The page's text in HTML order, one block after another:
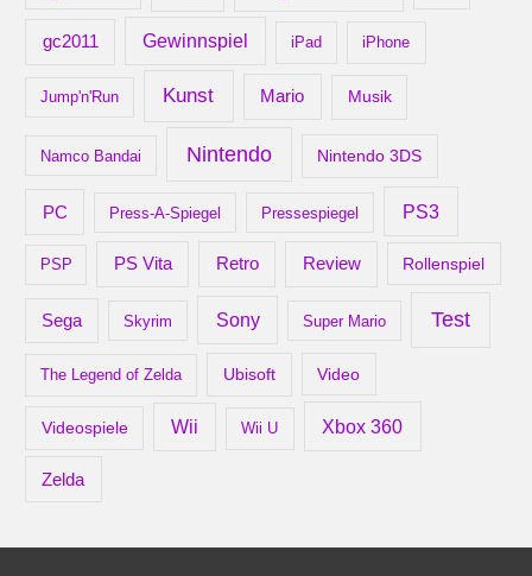
gc2011 Gewinnspiel iPad iPhone
Jump'n'Run Kunst Mario Musik
Namco Bandai Nintendo Nintendo 3DS
PC Press-A-Spiegel Pressespiegel PS3
PSP PS Vita Retro Review Rollenspiel
Sega Skyrim Sony Super Mario Test
The Legend of Zelda Ubisoft Video
Videospiele Wii Wii U Xbox 360
Zelda